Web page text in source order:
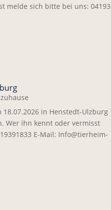
melde sich bitte bei uns: 04193
in Henstedt-Ulzburg
Wer ihn kennt oder vermisst
E-Mail: Info@tierheim-